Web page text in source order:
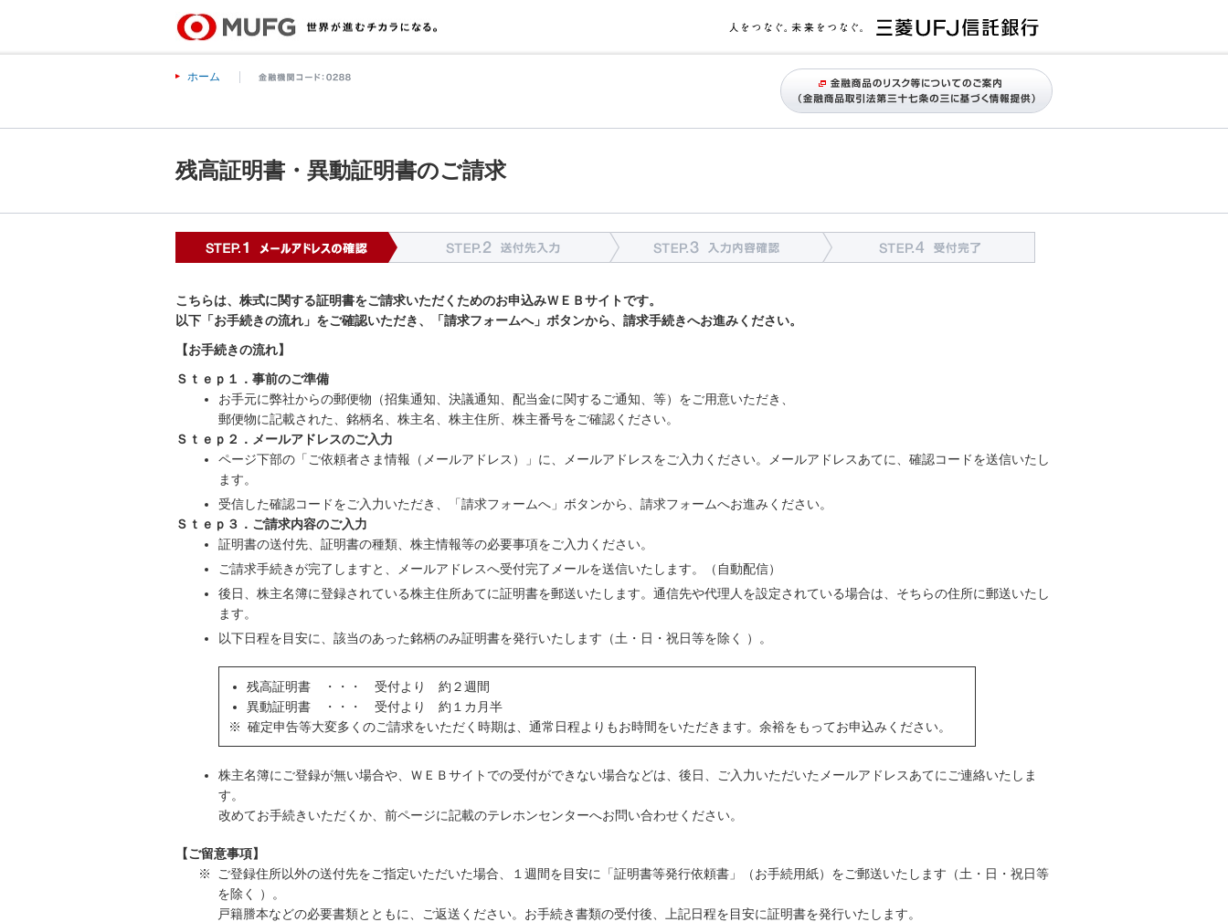
ホーム
残高証明書・異動証明書のご請求
STEP1 メールアドレスの確認 STEP2 送付先入力 STEP3 入力内容確認
こちらは、株式に関する証明書をご請求いただくためのお申込みＷＥＢサイトです。
以下「お手続きの流れ」をご確認いただき、「請求フォームへ」ボタンから、請求手続きへお進みください。
【お手続きの流れ】
Ｓｔｅｐ１．事前のご準備
お手元に弊社からの郵便物（招集通知、決議通知、配当金に関するご通知、等）をご用意いただき、
郵便物に記載された、銘柄名、株主名、株主住所、株主番号をご確認ください。
Ｓｔｅｐ２．メールアドレスのご入力
ページ下部の「ご依頼者さま情報（メールアドレス）」に、メールアドレスをご入力ください。メールアドレスあてに、確認コードを送信いたし
ます。
受信した確認コードをご入力いただき、「請求フォームへ」ボタンから、請求フォームへお進みください。
Ｓｔｅｐ３．ご請求内容のご入力
証明書の送付先、証明書の種類、株主情報等の必要事項をご入力ください。
ご請求手続きが完了しますと、メールアドレスへ受付完了メールを送信いたします。（自動配信）
後日、株主名簿に登録されている株主住所あてに証明書を郵送いたします。通信先や代理人を設定されている場合は、そちらの住所に郵送いたし
ます。
以下日程を目安に、該当のあった銘柄のみ証明書を発行いたします（土・日・祝日等を除く ）。
残高証明書 ・・・ 受付より 約２週間
異動証明書 ・・・ 受付より 約１カ月半
※ 確定申告等大変多くのご請求をいただく時期は、通常日程よりもお時間をいただきます。余裕をもってお申込みください。
株主名簿にご登録が無い場合や、ＷＥＢサイトでの受付ができない場合などは、後日、ご入力いただいたメールアドレスあてにご連絡いたしま
す。
改めてお手続きいただくか、前ページに記載のテレホンセンターへお問い合わせください。
【ご留意事項】
※
ご登録住所以外の送付先をご指定いただいた場合、１週間を目安に「証明書等発行依頼書」（お手続用紙）をご郵送いたします（土・日・祝日等
を除く ）。
戸籍謄本などの必要書類とともに、ご返送ください。お手続き書類の受付後、上記日程を目安に証明書を発行いたします。